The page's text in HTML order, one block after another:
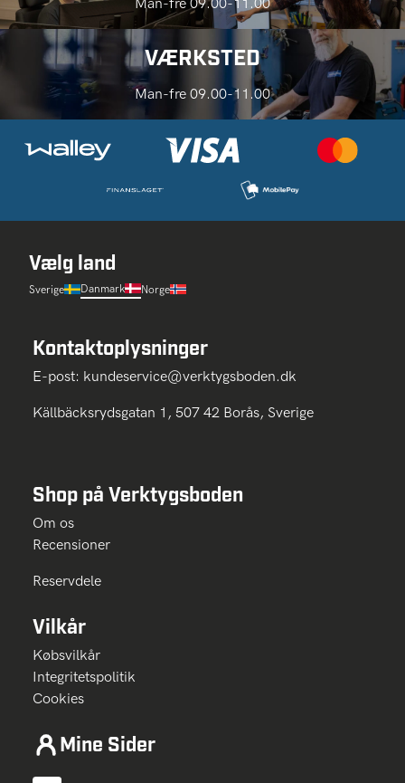
VÆRKSTED
Man-fre 09.00-11.00
Vælg land
Sverige Danmark Norge
Kontaktoplysninger
E-post: kundeservice@verktygsboden.dk
Källbäcksrydsgatan 1, 507 42 Borås, Sverige
Shop på Verktygsboden
Om os
Recensioner
Reservdele
Vilkår
Købsvilkår
Integritetspolitik
Cookies
Mine Sider